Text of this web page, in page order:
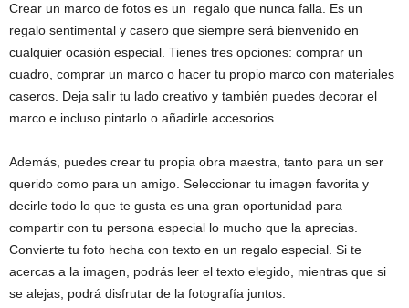
Crear un marco de fotos es un regalo que nunca falla. Es un
regalo sentimental y casero que siempre será bienvenido en
cualquier ocasión especial. Tienes tres opciones: comprar un
cuadro, comprar un marco o hacer tu propio marco con materiales
caseros. Deja salir tu lado creativo y también puedes decorar el
marco e incluso pintarlo o añadirle accesorios.
Además, puedes crear tu propia obra maestra, tanto para un ser
querido como para un amigo. Seleccionar tu imagen favorita y
decirle todo lo que te gusta es una gran oportunidad para
compartir con tu persona especial lo mucho que la aprecias.
Convierte tu foto hecha con texto en un regalo especial. Si te
acercas a la imagen, podrás leer el texto elegido, mientras que si
se alejas, podrá disfrutar de la fotografía juntos.